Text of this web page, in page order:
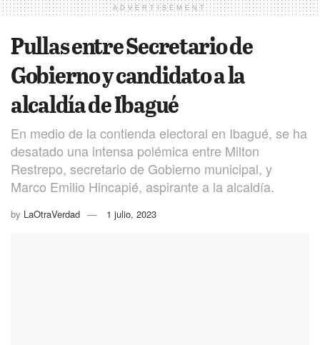
ADVERTISEMENT
Pullas entre Secretario de
Gobierno y candidato a la
alcaldía de Ibagué
En medio de la contienda electoral en Ibagué, se ha
desatado una intensa polémica entre Milton
Restrepo, secretario de Gobierno municipal, y
Marco Emilio Hincapié, aspirante a la alcaldía.
by LaOtraVerdad 1 julio, 2023